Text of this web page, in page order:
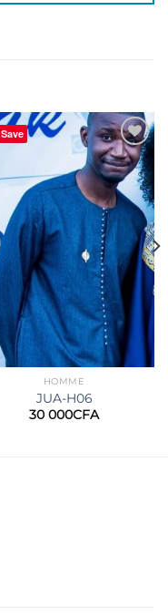
Save
Ajouter
à la
wishlist
HOMME
JUA-H06
30 000CFA